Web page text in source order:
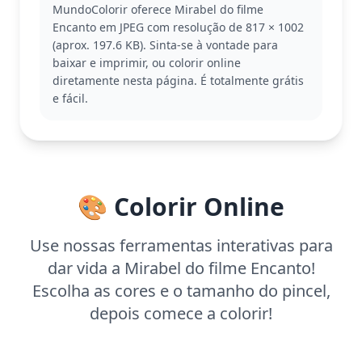
Encanto e é ideal para fãs que adoram cenas cheias
de emoção. Outras páginas com a família Madrigal
podem também encantar.
Esta página de complexidade média é adequada
para crianças a partir de 7 anos. Planeje cerca de
MundoColorir oferece Mirabel do filme
Encanto em JPEG com resolução de 817 × 1002
(aprox. 197.6 KB). Sinta-se à vontade para
baixar e imprimir, ou colorir online
diretamente nesta página. É totalmente grátis
e fácil.
🎨 Colorir Online
Use nossas ferramentas interativas para
dar vida a Mirabel do filme Encanto!
Escolha as cores e o tamanho do pincel,
depois comece a colorir!